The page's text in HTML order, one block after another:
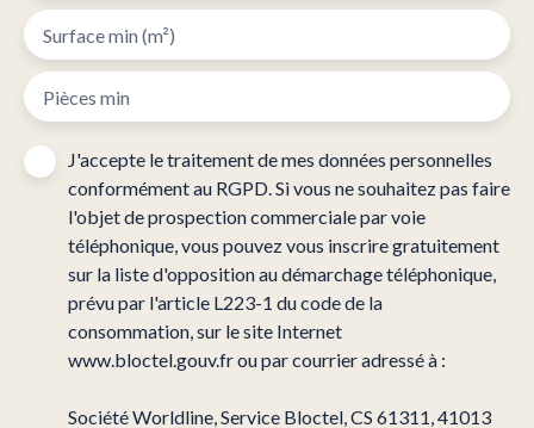
Surface min (m²)
Pièces min
J'accepte le traitement de mes données personnelles
conformément au RGPD. Si vous ne souhaitez pas faire
l'objet de prospection commerciale par voie
téléphonique, vous pouvez vous inscrire gratuitement
sur la liste d'opposition au démarchage téléphonique,
prévu par l'article L223-1 du code de la
consommation, sur le site Internet
www.bloctel.gouv.fr ou par courrier adressé à :
Société Worldline, Service Bloctel, CS 61311, 41013